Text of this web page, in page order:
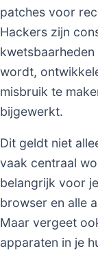
patches voor
Hackers zijn
wordt,
misbruik te
bijgewerkt.
Dit geldt niet
vaak centraal
belangrijk voor
browser en alle
Maar vergeet
apparaten in je